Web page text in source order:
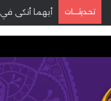
تحديثـــات أيهما أنكى